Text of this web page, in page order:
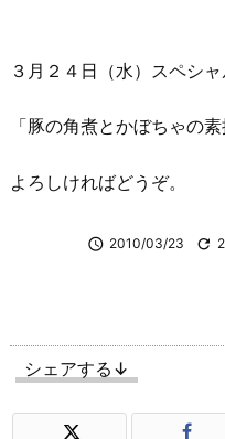
３月２４日（水）スペシャ
「豚の角煮とかぼちゃの
よろしければどうぞ。
 2010/03/23 
シェアする↓